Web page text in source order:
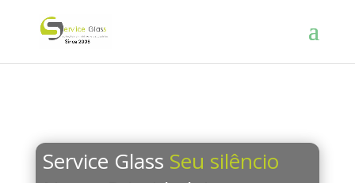
Service Glass Seu silêncio